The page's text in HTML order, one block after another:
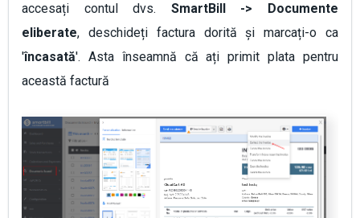
accesați contul dvs. SmartBill -> Documente
eliberate, deschideți factura dorită și marcați-o ca
'încasată'. Asta înseamnă că ați primit plata pentru
această factură